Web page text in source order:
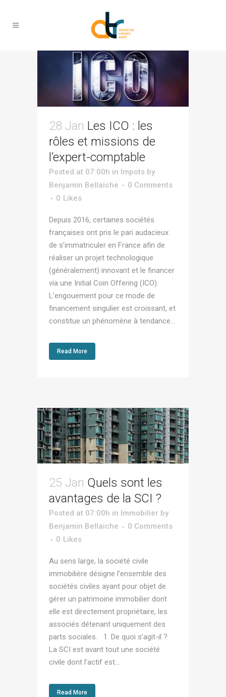
sur Tag
28 Jan Les ICO : les
rôles et missions de
l’expert-comptable
Posted at 07:00h in Impots by
Benjamin Bellaiche
0 Comments
0 Likes
Depuis 2016, certaines sociétés
françaises ont pris le pari audacieux
de s’immatriculer en France afin de
réaliser un projet technologique
(généralement) innovant et le financer
via une Initial Coin Offering (ICO).
L’engouement pour ce mode de
financement singulier est croissant, et
constitue un phénomène à tendance...
Read More
25 Jan Quels sont les
avantages de la SCI ?
Posted at 07:00h in Immobilier by
Benjamin Bellaiche
0 Comments
0 Likes
Au sens large, la société civile
immobilière désigne l’ensemble des
sociétés civiles ayant pour objet de
gérer un patrimoine immobilier dont
elle est directement propriétaire, les
associés détenant uniquement des
parts sociales. 1. De quoi s’agit-il ?
La SCI est avant tout une société
civile dont l’actif est...
Read More